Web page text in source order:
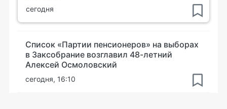
сегодня
Список «Партии пенсионеров» на выборах
в Заксобрание возглавил 48-летний
Алексей Осмоловский
сегодня, 16:10